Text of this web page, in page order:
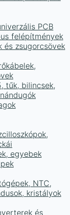
PCB
felépítmények
és zsugorcsövek
tűk, bilincsek,
egyebek
NTC,
kristályok
és